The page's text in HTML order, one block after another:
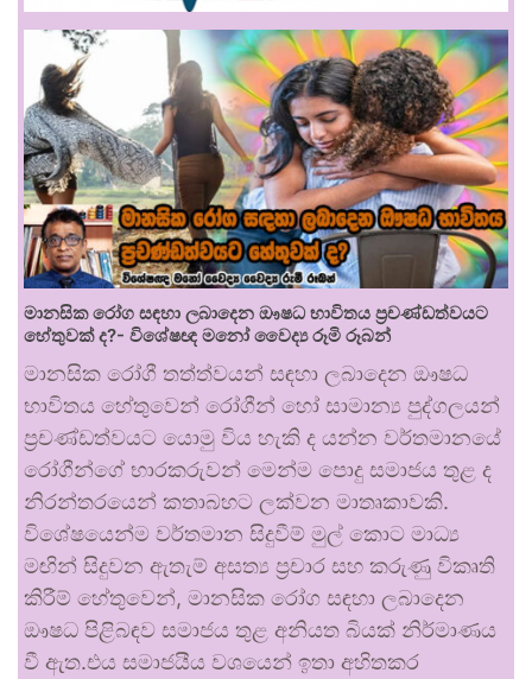
මානසික රෝග සඳහා ලබාදෙන ඖෂධ භාවිතය ප්‍රචණ්ඩත්වයට
හේතුවක් ද?- විශේෂඥ මනෝ වෛද්‍ය රූමි රූබන්
මානසික රෝගී තත්ත්වයන් සඳහා ලබාදෙන ඖෂධ
භාවිතය හේතුවෙන් රෝගීන් හෝ සාමාන්‍ය පුද්ගලයන්
ප්‍රචණ්ඩත්වයට යොමු විය හැකි ද යන්න වර්තමානයේ
රෝගීන්ගේ භාරකරුවන් මෙන්ම පොදු සමාජය තුළ ද
නිරන්තරයෙන් කතාබහට ලක්වන මාතෘකාවකි.
විශේෂයෙන්ම වර්තමාන සිදුවීම් මුල් කොට මාධ්‍ය
මඟින් සිදුවන ඇතැම් අසත්‍ය ප්‍රචාර සහ කරුණු විකෘති
කිරීම් හේතුවෙන්, මානසික රෝග සඳහා ලබාදෙන
ඖෂධ පිළිබඳව සමාජය තුළ අනියත බියක් නිර්මාණය
වී ඇත.එය සමාජයීය වශයෙන් ඉතා අහිතකර